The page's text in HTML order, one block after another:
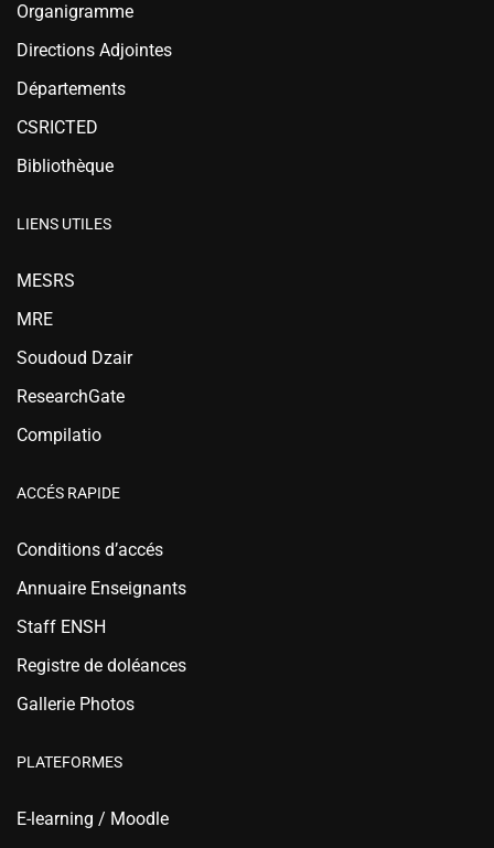
Organigramme
Directions Adjointes
Départements
CSRICTED
Bibliothèque
LIENS UTILES
MESRS
MRE
Soudoud Dzair
ResearchGate
Compilatio
ACCÉS RAPIDE
Conditions d’accés
Annuaire Enseignants
Staff ENSH
Registre de doléances
Gallerie Photos
PLATEFORMES
E-learning / Moodle